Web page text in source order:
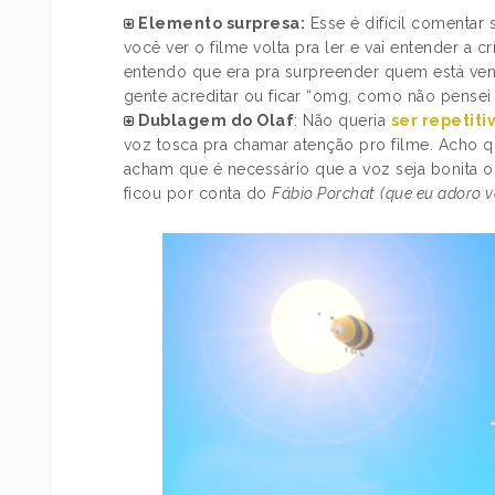
Elemento surpresa: Esse é difícil comentar
você ver o filme volta pra ler e vai entender a
entendo que era pra surpreender quem está
gente acreditar ou ficar “omg, como não
Dublagem do Olaf: Não queria ser
voz tosca pra chamar atenção pro filme. Acho
acham que é necessário que a voz seja bonita
ficou por conta doFábio Porchat (que eu adoro